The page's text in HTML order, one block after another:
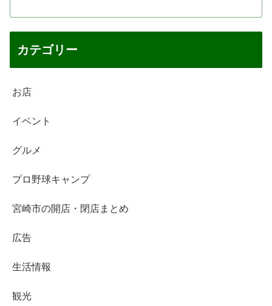
カテゴリー
お店
イベント
グルメ
プロ野球キャンプ
宮崎市の開店・閉店まとめ
広告
生活情報
観光